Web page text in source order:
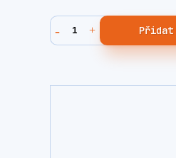
Přidat